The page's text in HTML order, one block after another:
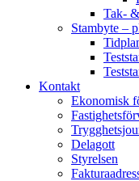
Tak-
Stambyte –
Kontakt
Ekonomisk
Delagott
Styrelsen